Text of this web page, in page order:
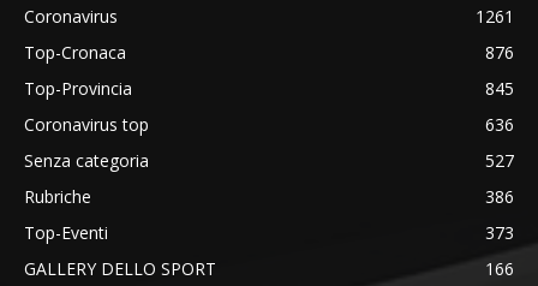
Coronavirus
1261
Top-Cronaca
876
Top-Provincia
845
Coronavirus top
636
Senza categoria
527
Rubriche
386
Top-Eventi
373
GALLERY DELLO SPORT
166